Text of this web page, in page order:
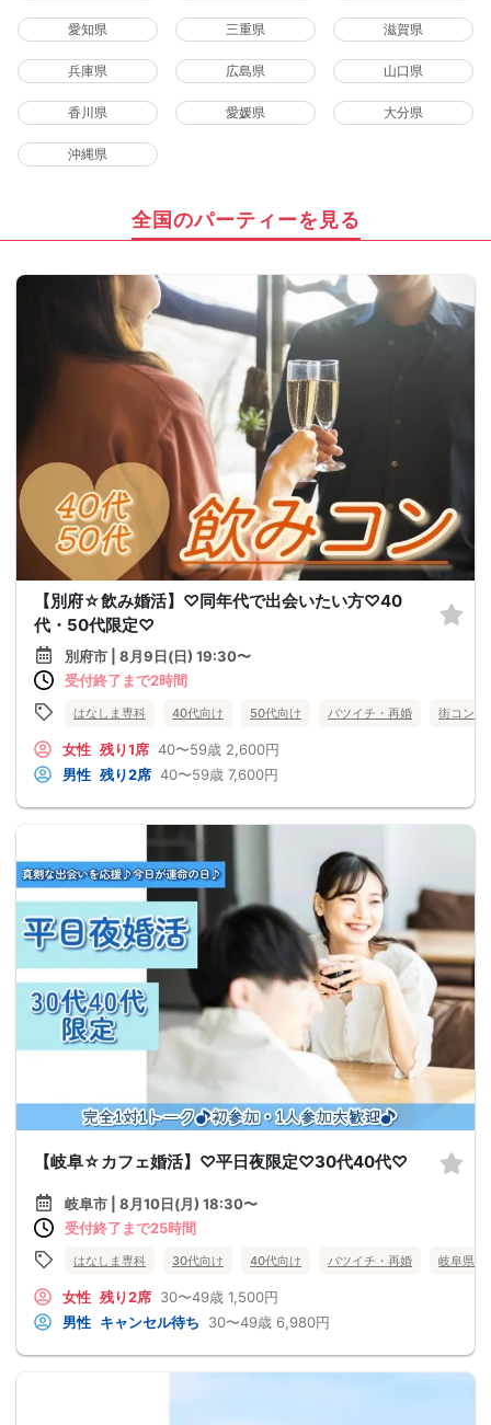
愛知県 三重県 滋賀県
兵庫県 広島県 山口県
香川県 愛媛県 大分県
沖縄県
全国のパーティーを見る
【別府☆飲み婚活】♡同年代で出会いたい方♡40
代・50代限定♡
別府市 | 8月9日(日) 19:30〜
受付終了まで2時間
はなしま専科 40代向け 50代向け バツイチ・再婚 街コン
女性 残り1席 40〜59歳 2,600円
男性 残り2席 40〜59歳 7,600円
【岐阜☆カフェ婚活】♡平日夜限定♡30代40代♡
岐阜市 | 8月10日(月) 18:30〜
受付終了まで25時間
はなしま専科 30代向け 40代向け バツイチ・再婚 岐阜県
女性 残り2席 30〜49歳 1,500円
男性 キャンセル待ち 30〜49歳 6,980円